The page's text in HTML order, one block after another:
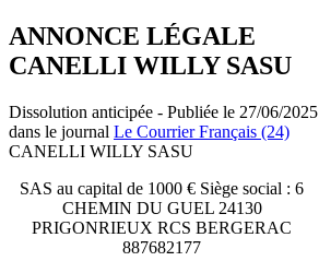
ANNONCE LÉGALE
CANELLI WILLY SASU
Dissolution anticipée - Publiée le 27/06/2025
dans le journal Le Courrier Français (24)
CANELLI WILLY SASU
SAS au capital de 1000 € Siège social : 6
CHEMIN DU GUEL 24130
PRIGONRIEUX RCS BERGERAC
887682177